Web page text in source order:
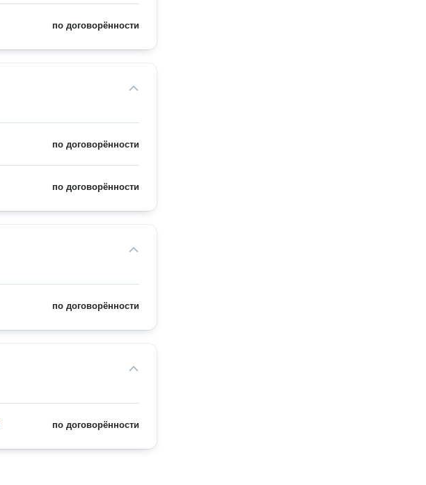
по договорённости
по договорённости
по договорённости
по договорённости
по договорённости